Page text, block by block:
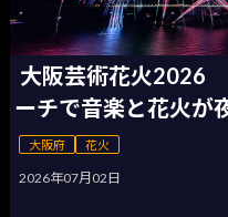
大阪芸術花火2026
ーチで音楽と花火が
大阪府 花火
2026年07月02日